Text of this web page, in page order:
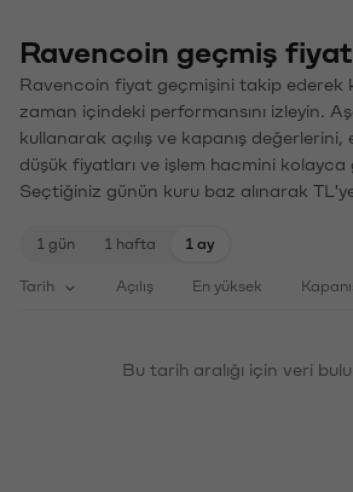
Ravencoin geçmiş
Ravencoin fiyat geçmişini takip ederek
zaman içindeki performansını izleyin.
kullanarak açılış ve kapanış değerlerini,
düşük fiyatları ve işlem hacmini kolayca
Seçtiğiniz günün kuru baz alınarak
1 gün 1 hafta 1 ay
Tarih Açılış En yüksek
Bu tarih aralığı için veri